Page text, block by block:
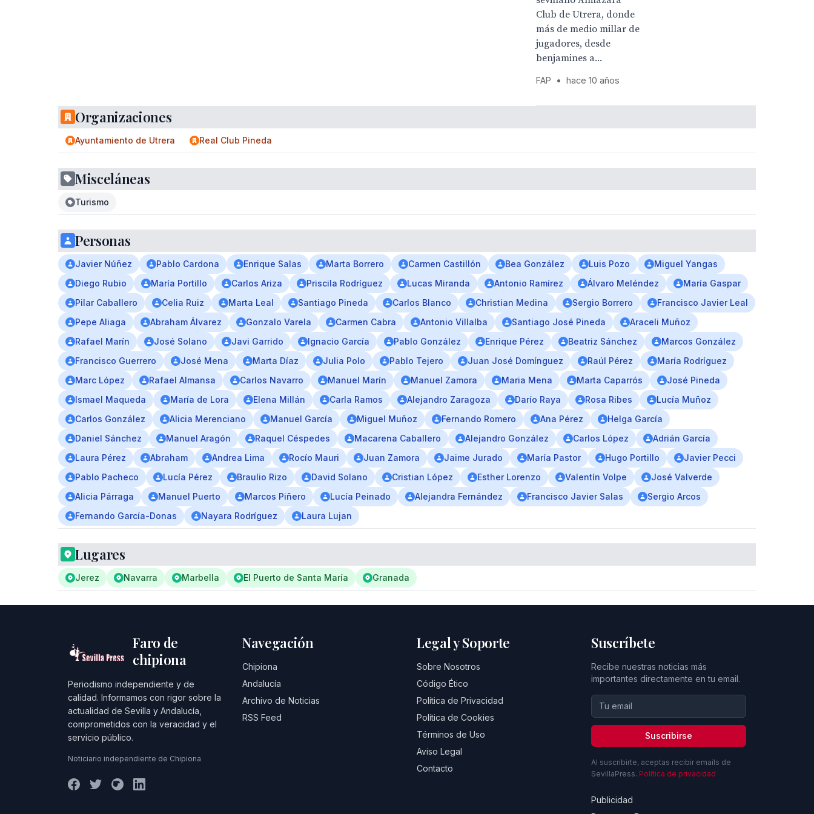
Club de Utrera, donde
más de medio millar de
jugadores, desde
benjamines a...
FAP • hace 10 años
Organizaciones
Ayuntamiento de Utrera Real Club Pineda
Misceláneas
Turismo
Personas
Javier Núñez Pablo Cardona Enrique Salas Marta Borrero Carmen Castillón Bea González Luis Pozo
Miguel Yangas
Diego Rubio
María Portillo Carlos Ariza Priscila Rodríguez Lucas Miranda Antonio Ramírez Álvaro Meléndez
María Gaspar
Pilar Caballero
Celia Ruiz Marta Leal Santiago Pineda Carlos Blanco Christian Medina Sergio Borrero
Francisco Javier Leal
Pepe Aliaga
Abraham Álvarez Gonzalo Varela Carmen Cabra Antonio Villalba Santiago José Pineda
Araceli Muñoz
Rafael Marín
José Solano Javi Garrido Ignacio García Pablo González Enrique Pérez Beatriz Sánchez
Marcos González
Francisco Guerrero
José Mena Marta Díaz Julia Polo Pablo Tejero Juan José Domínguez Raúl Pérez
María Rodríguez
Marc López
Rafael Almansa Carlos Navarro Manuel Marín Manuel Zamora Maria Mena Marta Caparrós
José Pineda
Ismael Maqueda
María de Lora Elena Millán Carla Ramos Alejandro Zaragoza Darío Raya Rosa Ribes
Lucía Muñoz
Carlos González
Alicia Merenciano Manuel García Miguel Muñoz Fernando Romero Ana Pérez
Helga García
Daniel Sánchez
Manuel Aragón Raquel Céspedes Macarena Caballero Alejandro González Carlos López
Adrián García
Laura Pérez
Abraham Andrea Lima Rocío Mauri Juan Zamora Jaime Jurado María Pastor Hugo Portillo
Javier Pecci
Pablo Pacheco
Lucía Pérez Braulio Rizo David Solano Cristian López Esther Lorenzo Valentín Volpe
José Valverde
Alicia Párraga
Manuel Puerto Marcos Piñero Lucía Peinado Alejandra Fernández Francisco Javier Salas
Sergio Arcos
Fernando García-Donas
Nayara Rodríguez Laura Lujan
Lugares
Jerez Navarra Marbella El Puerto de Santa María Granada
Faro de
chipiona
Periodismo independiente y de
calidad. Informamos con rigor sobre la
actualidad de Sevilla y Andalucía,
comprometidos con la veracidad y el
servicio público.
Noticiario independiente de Chipiona
Navegación
Chipiona
Andalucía
Archivo de Noticias
RSS Feed
Legal y Soporte
Sobre Nosotros
Código Ético
Política de Privacidad
Política de Cookies
Términos de Uso
Aviso Legal
Contacto
Suscríbete
Recibe nuestras noticias más
importantes directamente en tu email.
Suscribirse
Al suscribirte, aceptas recibir emails de
SevillaPress. Política de privacidad
Publicidad